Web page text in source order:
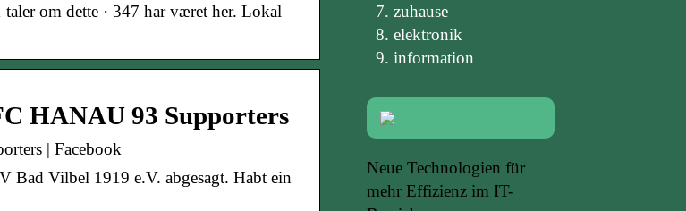
om dette · 347 har været her. Lokal
HANAU 93 Supporters
| Facebook
Bad Vilbel 1919 e.V. abgesagt. Habt ein
zuhause
elektronik
information
Neue Technologien für
mehr Effizienz im IT-